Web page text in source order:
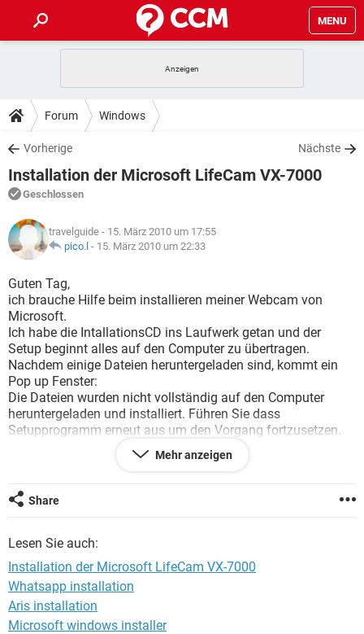
MENU
ANDROID
WINDOWS 10
WHATSAPP TIKTOK
FACEBOOK
TIPPS & TRICKS
SPIELE
WINDOWS 10
WHATSAPP
FACEBOOK HARDWARE
DOWNLOADS
SPIELE STREAMING
ANDROID
WINDOWS 10 INSTAGRAM
WHATSAPP
FACEBOOK
FORUM
SPIELE
ANDROID IOS
WHATSAPP TIKTOK
FACEBOOK HARDWARE
LEXIKON
SPIELE
ANDROID
WINDOWS 10
WHATSAPP TIKTOK
FACEBOOK HARDWARE
Forum Windows
Vorherige Nächste
Installation der Microsoft LifeCam VX-7000
Geschlossen
travelguide - 15. März 2010 um 17:55
pico.l - 15. März 2010 um 22:33
Guten Tag,
ich brauche Hilfe beim installieren meiner Webcam von
Microsoft.
Ich habe die IntallationsCD ins Laufwerk getan und der
Setup beginnt alles auf den Computer zu übertragen.
Nachdem einige Dateien heruntergeladen sind, kommt ein
Pop up Fenster:
Die Dateien wurden nicht vollständig auf den Computer
heruntergeladen und installiert. Führen Sie dass
Setupprogramm erneut aus um den Vorgang fortzusetzen.
Dann klicke ich auf OK und die Installation wird
wies funktioniert????
Bitte meldet euch, damit ich endlich die Webcam installieren
Gruß und schon mal ein Dankeschön für alle Vorschläge und
Lösungen im vorraus
travelguide
Mehr anzeigen
Share
Lesen Sie auch:
Installation der Microsoft LifeCam VX-7000
Whatsapp installation
Aris installation
Microsoft windows installer